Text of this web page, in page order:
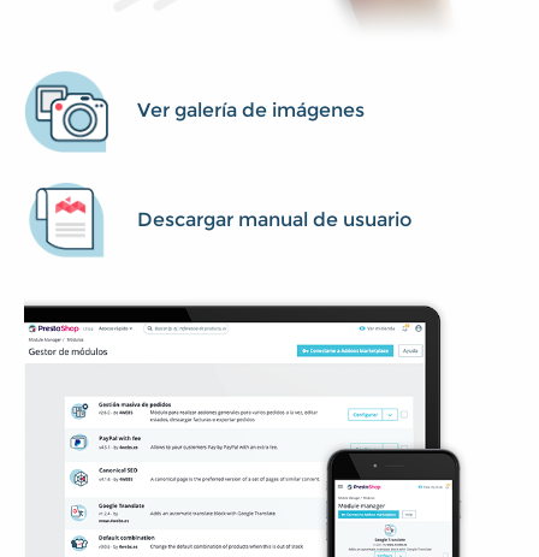
Ver galería de imágenes
Descargar manual de usuario